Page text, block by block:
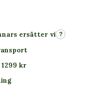
ersätter vi ?
kr